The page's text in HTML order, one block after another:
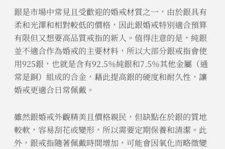
銀是市場中常見且受歡迎的婚戒材質之一，由於銀具有
柔和光澤和相對較低的價格，因此銀婚戒特別適合預算
有限但又想要高品質戒指的新人。值得注意的是，純銀
並不適合作為婚戒的主要材料，所以大部分銀戒指會使
用925銀，也就是含有92.5％純銀和7.5％其他金屬（通
常是銅）組成的合金，藉此提高銀的硬度和耐久性，讓
婚戒更適合日常佩戴。
雖然銀婚戒外觀精美且價格親民，但缺點在於銀的質地
較軟，容易刮花或變形，所以需要定期保養和清潔。此
外，銀戒指隨著佩戴時間增加，可能會因氧化而略微變